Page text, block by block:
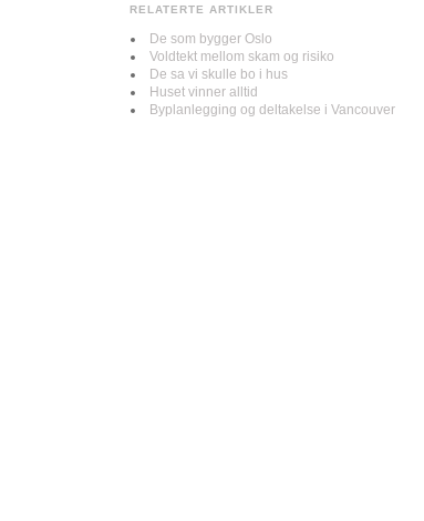
RELATERTE ARTIKLER
De som bygger Oslo
Voldtekt mellom skam og risiko
De sa vi skulle bo i hus
Huset vinner alltid
Byplanlegging og deltakelse i Vancouver